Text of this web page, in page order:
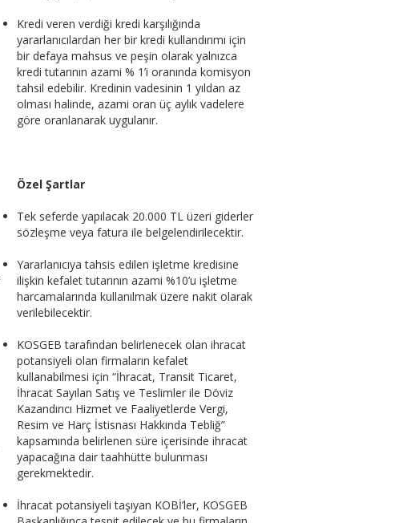
Kredi veren verdiği kredi karşılığında
yararlanıcılardan her bir kredi kullandırımı için
bir defaya mahsus ve peşin olarak yalnızca
kredi tutarının azami % 1’i oranında komisyon
tahsil edebilir. Kredinin vadesinin 1 yıldan az
olması halinde, azami oran üç aylık vadelere
göre oranlanarak uygulanır.
Özel Şartlar
Tek seferde yapılacak 20.000 TL üzeri giderler
sözleşme veya fatura ile belgelendirilecektir.
Yararlanıcıya tahsis edilen işletme kredisine
ilişkin kefalet tutarının azami %10’u işletme
harcamalarında kullanılmak üzere nakit olarak
verilebilecektir.
KOSGEB tarafından belirlenecek olan ihracat
potansiyeli olan firmaların kefalet
kullanabilmesi için “İhracat, Transit Ticaret,
İhracat Sayılan Satış ve Teslimler ile Döviz
Kazandırıcı Hizmet ve Faaliyetlerde Vergi,
Resim ve Harç İstisnası Hakkında Tebliğ”
kapsamında belirlenen süre içerisinde ihracat
yapacağına dair taahhütte bulunması
gerekmektedir.
İhracat potansiyeli taşıyan KOBİ’ler, KOSGEB